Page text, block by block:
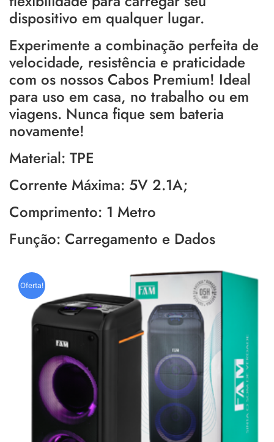
dispositivo em qualquer lugar.
Experimente a combinação perfeita de
velocidade, resistência e praticidade
com os nossos Cabos Premium! Ideal
para uso em casa, no trabalho ou em
viagens. Nunca fique sem bateria
novamente!
Material: TPE
Corrente Máxima: 5V 2.1A;
Comprimento: 1 Metro
Função: Carregamento e Dados
Oferta!